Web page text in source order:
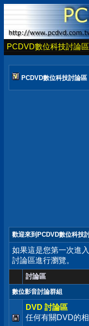
PCDVD數位科技討論區
PCDVD數位科技討論區
歡迎來到PCDVD數位科技討
如果這是您第一次進
討論區進行瀏覽。
討論區
數位影音討論群組
DVD 討論區
任何有關DVD的